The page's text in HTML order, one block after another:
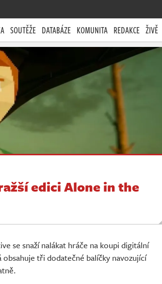
SOUTĚŽE DATABÁZE KOMUNITA REDAKCE ŽIVĚ
edici Alone in the
se snaží nalákat hráče na koupi digitální
obsahuje tři dodatečné balíčky navozující